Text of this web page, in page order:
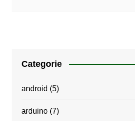
Categorie
android (5)
arduino(7)